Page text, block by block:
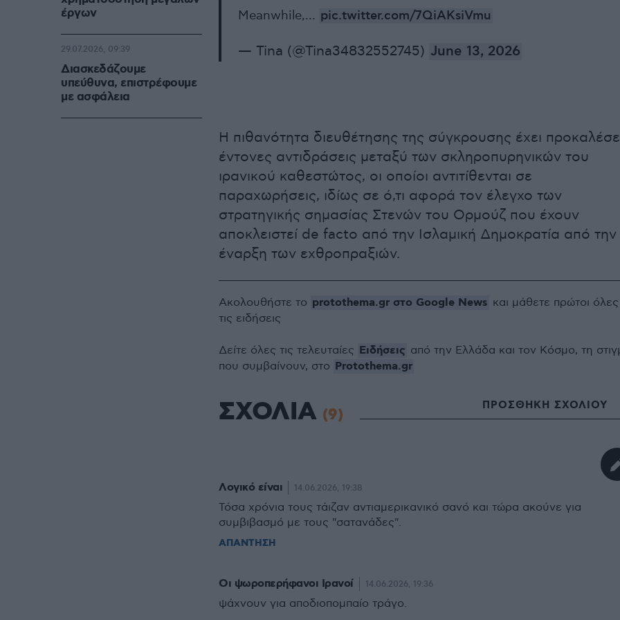
Meanwhile,… pic.twitter.com/7QiAKsiVmu
— Tina (@Tina34832552745) June 13, 2026
Η πιθανότητα διευθέτησης της σύγκρουσης έχει
έντονες αντιδράσεις μεταξύ των σκληροπυρηνικών του
ιρανικού καθεστώτος, οι οποίοι αντιτίθενται σε
παραχωρήσεις, ιδίως σε ό,τι αφορά τον έλεγχο των
στρατηγικής σημασίας Στενών του Ορμούζ που έχουν
αποκλειστεί de facto από την Ισλαμική Δημοκρατία από την
έναρξη των εχθροπραξιών.
έργων
Διασκεδάζουμε
υπεύθυνα, επιστρέφουμε
με ασφάλεια
29.07.2026, 09:39
Ακολουθήστε το protothema.gr στο Google News και μάθετε πρώτοι όλες
τις ειδήσεις
Δείτε όλες τις τελευταίες Ειδήσεις από την Ελλάδα και τον Κόσμο, τη
που συμβαίνουν, στο Protothema.gr
ΣΧΟΛΙΑ (9) ΠΡΟΣΘΗΚΗ ΣΧΟΛΙΟΥ
Λογικό είναι 14.06.2026, 19:38
Τόσα χρόνια τους τάιζαν αντιαμερικανικό σανό και τώρα ακούνε για
συμβιβασμό με τους "σατανάδες".
ΑΠΑΝΤΗΣΗ
Οι ψωροπερήφανοι Ιρανοί 14.06.2026, 19:36
ψάχνουν για αποδιοπομπαίο τράγο.